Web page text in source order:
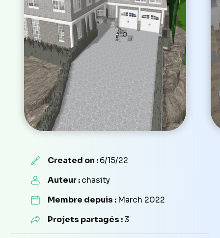
Created on :6/15/22
Auteur :chasity
Membre depuis : March 2022
Projets partagés :3